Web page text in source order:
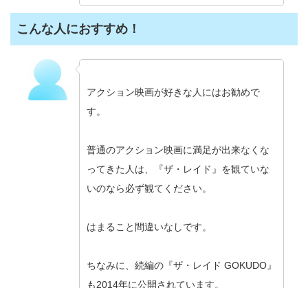
こんな人におすすめ！
アクション映画が好きな人にはお勧めで
す。
普通のアクション映画に満足が出来なくな
ってきた人は、『ザ・レイド』を観ていな
いのなら必ず観てください。
はまること間違いなしです。
ちなみに、続編の『ザ・レイド GOKUDO』
も2014年に公開されています。